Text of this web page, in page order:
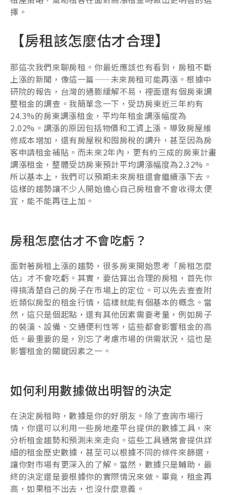
擇。
【房租該怎麼估才合理】
那這次我們來聊房租。你最近應該也有看到，房租不斷
上漲的新聞，像這一篇——未來房租可能再漲。根據中
研院的報告，台灣的通膨緩解不易，裡面還有個房東調
整租金的調查。我簡單念一下，受訪房東近三年約有
24.3%的房東調漲租金，平均年租金調漲幅度為
2.02%。調漲的原因包括物價和工資上漲，導致房屋維
修成本增加，還有房屋稅和囤房稅的調升，甚至因為房
客申請租金補貼。而未來2年內，更有約三成的房東計畫
調漲租金，整體受訪房東預計平均調漲幅度為2.32%。
所以基本上，我們可以預期未來房租還會繼續漲下去。
這樣的趨勢讓不少人開始擔心自己房租會不會收得太便
宜，能不能再往上加。
房租怎麼估才不會吃虧？
面對著房租上漲的趨勢，很多房東開始思考「房租怎麼
估」才不會吃虧。其實，要估算出合理的房租，首先你
得搞清楚自己的房子在市場上的定位。可以先去查查附
近類似房型的租金行情，這樣就能有個基本的概念。當
然，這只是個起點，還有其他因素需要考量，例如房子
的裝潢、設備、交通便利性等，這些都會影響租金的高
低。最重要的是，別忘了考慮市場的供需狀況，這也是
影響租金的關鍵因素之一。
如何利用數據做出明智的決定
在決定房租時，數據是你的好朋友。除了查詢市場行
情，你還可以利用一些房地產平台提供的數據工具，來
分析租金趨勢和預測未來走向。這些工具通常會提供詳
細的租金歷史數據，甚至可以根據不同的條件來篩選，
讓你對市場有更深入的了解。當然，數據只是輔助，最
終的決定還是要根據你的實際情況來做。畢竟，租金再
高，如果租不出去，也沒什麼意義。